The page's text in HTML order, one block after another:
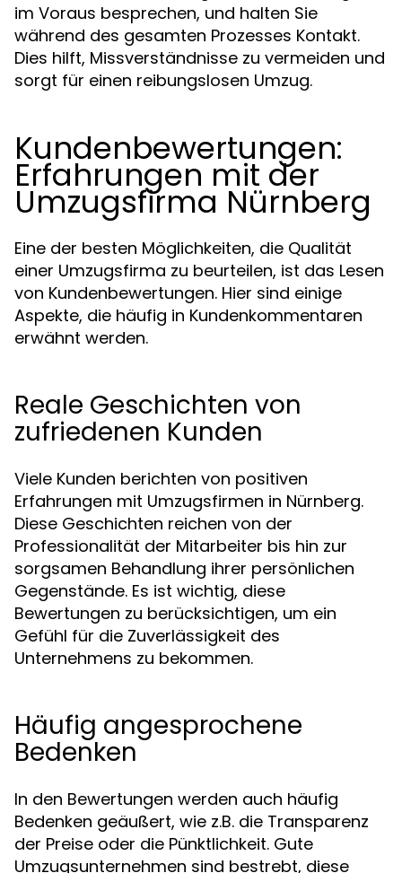
im Voraus besprechen, und halten Sie
während des gesamten Prozesses Kontakt.
Dies hilft, Missverständnisse zu vermeiden und
sorgt für einen reibungslosen Umzug.
Kundenbewertungen:
Erfahrungen mit der
Umzugsfirma Nürnberg
Eine der besten Möglichkeiten, die Qualität
einer Umzugsfirma zu beurteilen, ist das Lesen
von Kundenbewertungen. Hier sind einige
Aspekte, die häufig in Kundenkommentaren
erwähnt werden.
Reale Geschichten von
zufriedenen Kunden
Viele Kunden berichten von positiven
Erfahrungen mit Umzugsfirmen in Nürnberg.
Diese Geschichten reichen von der
Professionalität der Mitarbeiter bis hin zur
sorgsamen Behandlung ihrer persönlichen
Gegenstände. Es ist wichtig, diese
Bewertungen zu berücksichtigen, um ein
Gefühl für die Zuverlässigkeit des
Unternehmens zu bekommen.
Häufig angesprochene
Bedenken
In den Bewertungen werden auch häufig
Bedenken geäußert, wie z.B. die Transparenz
der Preise oder die Pünktlichkeit. Gute
Umzugsunternehmen sind bestrebt, diese